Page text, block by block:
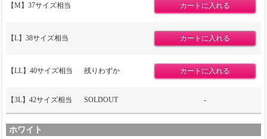
【M】37サイズ相当
【L】38サイズ相当
【LL】40サイズ相当 残りわずか
【3L】42サイズ相当 SOLDOUT -
ホワイト